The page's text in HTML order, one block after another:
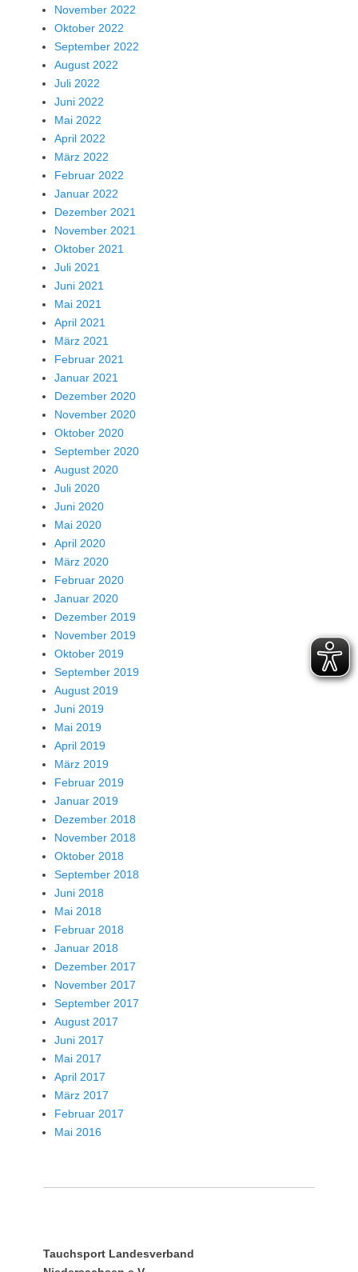
November 2022
Oktober 2022
September 2022
August 2022
Juli 2022
Juni 2022
Mai 2022
April 2022
März 2022
Februar 2022
Januar 2022
Dezember 2021
November 2021
Oktober 2021
Juli 2021
Juni 2021
Mai 2021
April 2021
März 2021
Februar 2021
Januar 2021
Dezember 2020
November 2020
Oktober 2020
September 2020
August 2020
Juli 2020
Juni 2020
Mai 2020
April 2020
März 2020
Februar 2020
Januar 2020
Dezember 2019
November 2019
Oktober 2019
September 2019
August 2019
Juni 2019
Mai 2019
April 2019
März 2019
Februar 2019
Januar 2019
Dezember 2018
November 2018
Oktober 2018
September 2018
Juni 2018
Mai 2018
Februar 2018
Januar 2018
Dezember 2017
November 2017
September 2017
August 2017
Juni 2017
Mai 2017
April 2017
März 2017
Februar 2017
Mai 2016
Tauchsport Landesverband